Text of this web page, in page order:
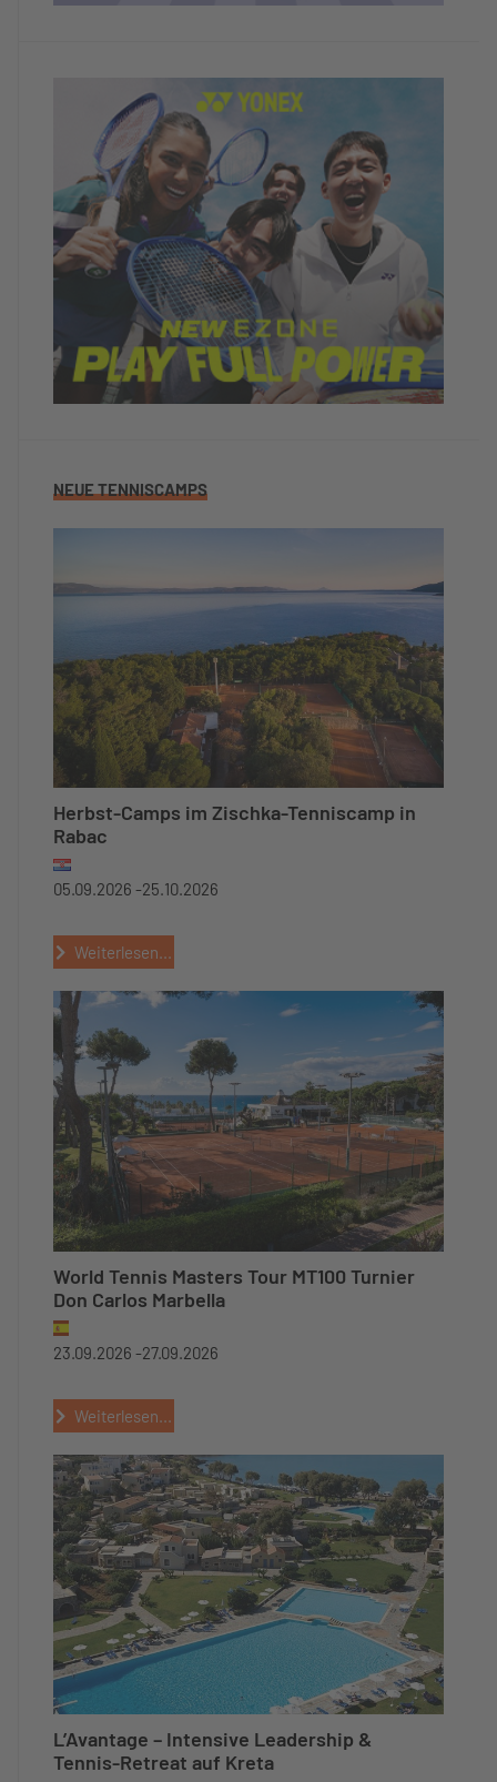
NEUE TENNISCAMPS
Herbst-Camps im Zischka-Tenniscamp in
Rabac
05.09.2026 -25.10.2026
Weiterlesen...
World Tennis Masters Tour MT100 Turnier
Don Carlos Marbella
23.09.2026 -27.09.2026
Weiterlesen...
L’Avantage – Intensive Leadership &
Tennis-Retreat auf Kreta